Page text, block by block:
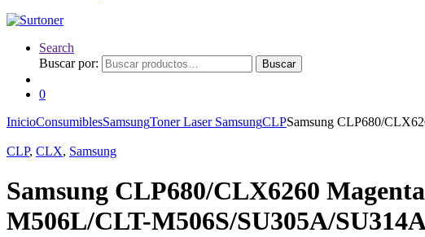
Search
Buscar por:
Buscar
0
InicioConsumiblesSamsungToner Laser SamsungCLPSamsung CLP680/
CLP, CLX, Samsung
Samsung CLP680/CLX6260
M506L/CLT-M506S/SU305A/